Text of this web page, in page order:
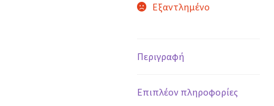
Εξαντλημένο
Περιγραφή
Επιπλέον πληροφορίες